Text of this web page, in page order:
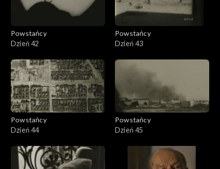
Powstańcy
Dzień 42
Powstańcy
Dzień 43
Powstańcy
Dzień 44
Powstańcy
Dzień 45